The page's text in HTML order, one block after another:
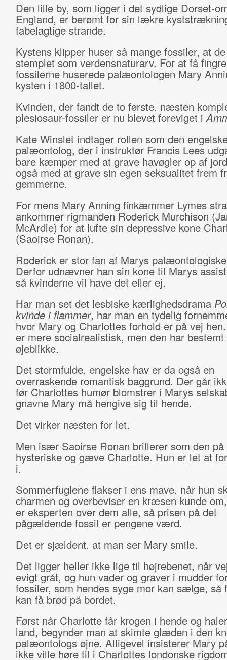
Den lille by, som ligger i det sydlige Dorset-
England, er berømt for sin lækre
fabelagtige strande.
Kystens klipper huser så mange fossiler, at
stemplet som verdensnaturarv. For at få
fossilerne huserede palæontologen Mary
kysten i 1800-tallet.
Kvinden, der fandt de to første, næsten
plesiosaur-fossiler er nu blevet foreviget i
Kate Winslet indtager rollen som den
palæontolog, der i instruktør Francis Lees
bare kæmper med at grave havøgler op af
også med at grave sin egen seksualitet frem
gemmerne.
For mens Mary Anning finkæmmer Lymes
ankommer rigmanden Roderick Murchison
McArdle) for at lufte sin depressive kone
(Saoirse Ronan).
Roderick er stor fan af Marys
Derfor udnævner han sin kone til Marys
så kvinderne vil have det eller ej.
Har man set det lesbiske kærlighedsdrama
kvinde i flammer, har man en tydelig
hvor Mary og Charlottes forhold er på vej
er mere socialrealistisk, men den har bestemt
øjeblikke.
Det stormfulde, engelske hav er da også en
overraskende romantisk baggrund. Der går
før Charlottes humør blomstrer i Marys
gnavne Mary må hengive sig til hende.
Det virker næsten for let.
Men især Saoirse Ronan brillerer som den på
hysteriske og gæve Charlotte. Hun er let at
i.
Sommerfuglene flakser i ens mave, når hun
charmen og overbeviser en kræsen kunde
er eksperten over dem alle, så prisen på det
pågældende fossil er pengene værd.
Det er sjældent, at man ser Mary smile.
Det ligger heller ikke lige til højrebenet, når
evigt gråt, og hun vader og graver i mudder
fossiler, som hendes syge mor kan sælge, så
kan få brød på bordet.
Først når Charlotte får krogen i hende og
land, begynder man at skimte glæden i den
palæontologs øjne. Alligevel insisterer Mary
ikke ville høre til i Charlottes londonske